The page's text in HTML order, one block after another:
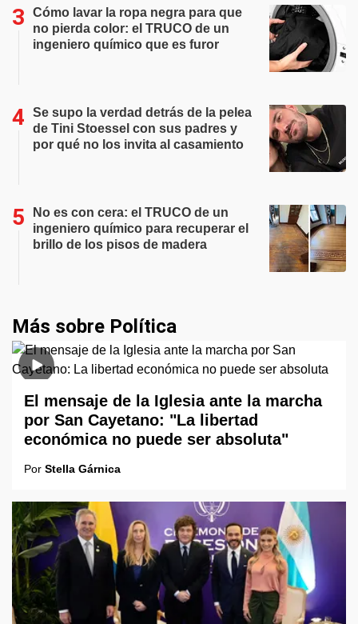
Cómo lavar la ropa negra para que
no pierda color: el TRUCO de un
ingeniero químico que es furor
Se supo la verdad detrás de la pelea
de Tini Stoessel con sus padres y
por qué no los invita al casamiento
No es con cera: el TRUCO de un
ingeniero químico para recuperar el
brillo de los pisos de madera
Más sobre Política
El mensaje de la Iglesia ante la marcha
por San Cayetano: "La libertad
económica no puede ser absoluta"
Por Stella Gárnica